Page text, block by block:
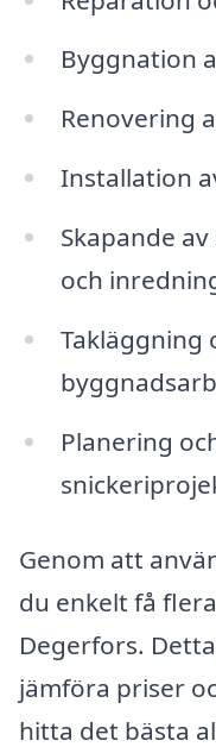
Byggnation
Renovering
Installation
Skapande
och
Takläggning
Planering
Genom att
du enkelt få
Degerfors.
jämföra priser
hitta det bästa